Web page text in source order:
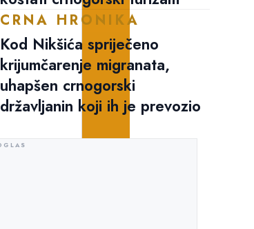
CRNA HRONIKA
Kod Nikšića spriječeno
krijumčarenje migranata,
uhapšen crnogorski
državljanin koji ih je prevozio